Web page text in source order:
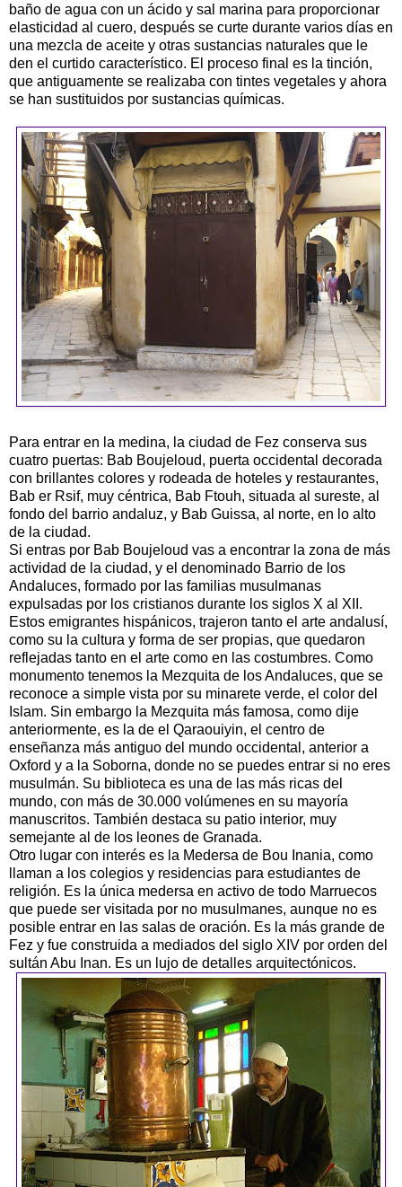
baño de agua con un ácido y sal marina para proporcionar
elasticidad al cuero, después se curte durante varios días en
una mezcla de aceite y otras sustancias naturales que le
den el curtido característico. El proceso final es la tinción,
que antiguamente se realizaba con tintes vegetales y ahora
se han sustituidos por sustancias químicas.
Para entrar en la medina, la ciudad de Fez conserva sus
cuatro puertas: Bab Boujeloud, puerta occidental decorada
con brillantes colores y rodeada de hoteles y restaurantes,
Bab er Rsif, muy céntrica, Bab Ftouh, situada al sureste, al
fondo del barrio andaluz, y Bab Guissa, al norte, en lo alto
de la ciudad.
Si entras por Bab Boujeloud vas a encontrar la zona de más
actividad de la ciudad, y el denominado Barrio de los
Andaluces, formado por las familias musulmanas
expulsadas por los cristianos durante los siglos X al XII.
Estos emigrantes hispánicos, trajeron tanto el arte andalusí,
como su la cultura y forma de ser propias, que quedaron
reflejadas tanto en el arte como en las costumbres. Como
monumento tenemos la Mezquita de los Andaluces, que se
reconoce a simple vista por su minarete verde, el color del
Islam. Sin embargo la Mezquita más famosa, como dije
anteriormente, es la de el Qaraouiyin, el centro de
enseñanza más antiguo del mundo occidental, anterior a
Oxford y a la Soborna, donde no se puedes entrar si no eres
musulmán. Su biblioteca es una de las más ricas del
mundo, con más de 30.000 volúmenes en su mayoría
manuscritos. También destaca su patio interior, muy
semejante al de los leones de Granada.
Otro lugar con interés es la Medersa de Bou Inania, como
llaman a los colegios y residencias para estudiantes de
religión. Es la única medersa en activo de todo Marruecos
que puede ser visitada por no musulmanes, aunque no es
posible entrar en las salas de oración. Es la más grande de
Fez y fue construida a mediados del siglo XIV por orden del
sultán Abu Inan. Es un lujo de detalles arquitectónicos.